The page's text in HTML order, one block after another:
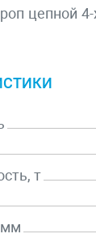
цепной
т
мм